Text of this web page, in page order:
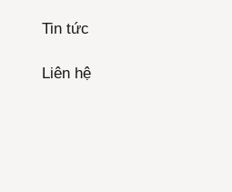
Tin tức
Liên hệ